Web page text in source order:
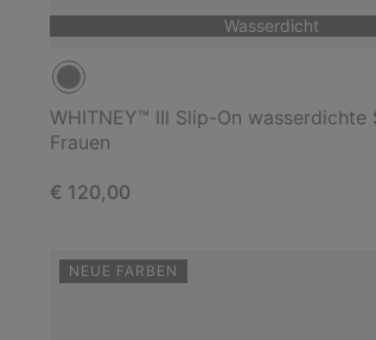
Wasserdicht
WHITNEY™ IIl Slip-On wasserdichte
Frauen
Regular price:
€ 120,00
NEUE FARBEN